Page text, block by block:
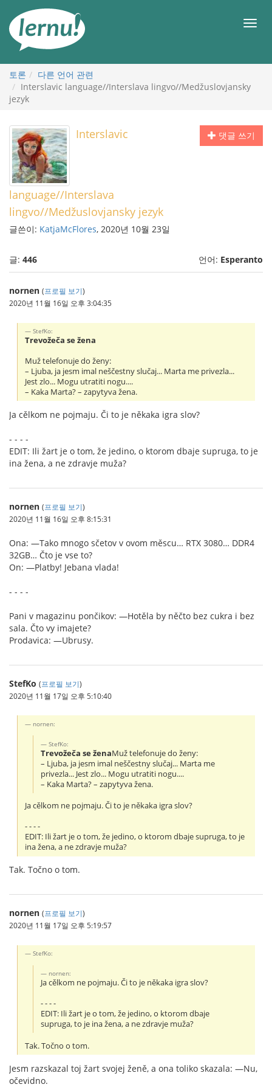
메
토론
다른 언어 관련
Interslavic language//Interslava lingvo//Medžuslovjansky
jezyk
댓글 쓰기
Interslavic
language//Interslava
lingvo//Medžuslovjansky jezyk
글쓴이: KatjaMcFlores, 2020년 10월 23일
글: 446 언어: Esperanto
nornen (프로필 보기)
2020년 11월 16일 오후 3:04:35
StefKo:
Trevožeča se žena
Muž telefonuje do ženy:
– Ljuba, ja jesm imal neščestny slučaj... Marta me privezla...
Jest zlo... Mogu utratiti nogu....
– Kaka Marta? – zapytyva žena.
Ja cělkom ne pojmaju. Či to je někaka igra slov?
- - - -
EDIT: Ili žart je o tom, že jedino, o ktorom dbaje supruga, to je
ina žena, a ne zdravje muža?
nornen (프로필 보기)
2020년 11월 16일 오후 8:15:31
Ona: —Tako mnogo sčetov v ovom měscu… RTX 3080… DDR4
32GB… Čto je vse to?
On: —Platby! Jebana vlada!
- - - -
Pani v magazinu pončikov: —Hotěla by něčto bez cukra i bez
sala. Čto vy imajete?
Prodavica: —Ubrusy.
StefKo (프로필 보기)
2020년 11월 17일 오후 5:10:40
nornen:
StefKo:
Trevožeča se ženaMuž telefonuje do ženy:
– Ljuba, ja jesm imal neščestny slučaj... Marta me
privezla... Jest zlo... Mogu utratiti nogu....
– Kaka Marta? – zapytyva žena.
Ja cělkom ne pojmaju. Či to je někaka igra slov?
- - - -
EDIT: Ili žart je o tom, že jedino, o ktorom dbaje supruga, to je
ina žena, a ne zdravje muža?
Tak. Točno o tom.
nornen (프로필 보기)
2020년 11월 17일 오후 5:19:57
StefKo:
nornen:
Ja cělkom ne pojmaju. Či to je někaka igra slov?
- - - -
EDIT: Ili žart je o tom, že jedino, o ktorom dbaje
supruga, to je ina žena, a ne zdravje muža?
Tak. Točno o tom.
Jesm razskazal toj žart svojej ženě, a ona toliko skazala: —Nu,
očevidno.